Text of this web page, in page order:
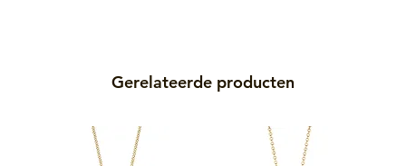
Gerelateerde producten